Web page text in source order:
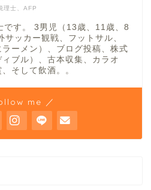
理士、AFP
です。 3男児（13歳、11歳、8
ッカー観戦、フットサル、
ーメン）、ブログ投稿、株式
ブル）、古本収集、カラオ
そして飲酒。。
me ／